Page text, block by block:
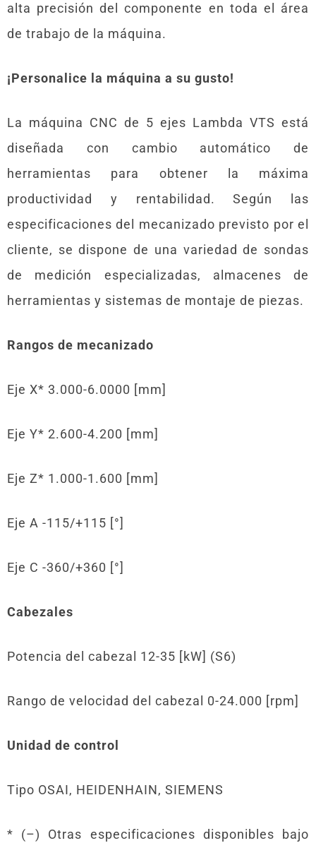
alta precisión del componente en toda el área
de trabajo de la máquina.
¡Personalice la máquina a su gusto!
La máquina CNC de 5 ejes Lambda VTS está
diseñada con cambio automático de
herramientas para obtener la máxima
productividad y rentabilidad. Según las
especificaciones del mecanizado previsto por el
cliente, se dispone de una variedad de sondas
de medición especializadas, almacenes de
herramientas y sistemas de montaje de piezas.
Rangos de mecanizado
Eje X* 3.000-6.0000 [mm]
Eje Y* 2.600-4.200 [mm]
Eje Z* 1.000-1.600 [mm]
Eje A -115/+115 [°]
Eje C -360/+360 [°]
Cabezales
Potencia del cabezal 12-35 [kW] (S6)
Rango de velocidad del cabezal 0-24.000 [rpm]
Unidad de control
Tipo OSAI, HEIDENHAIN, SIEMENS
* (–) Otras especificaciones disponibles bajo